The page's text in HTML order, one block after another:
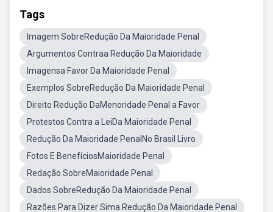
Tags
Imagem SobreRedução Da Maioridade Penal
Argumentos Contraa Redução Da Maioridade
Imagensa Favor Da Maioridade Penal
Exemplos SobreRedução Da Maioridade Penal
Direito Redução DaMenoridade Penal a Favor
Protestos Contra a LeiDa Maioridade Penal
Redução Da Maioridade PenalNo Brasil Livro
Fotos E BenefíciosMaioridade Penal
Redação SobreMaioridade Penal
Dados SobreRedução Da Maioridade Penal
Razões Para Dizer Sima Redução Da Maioridade Penal